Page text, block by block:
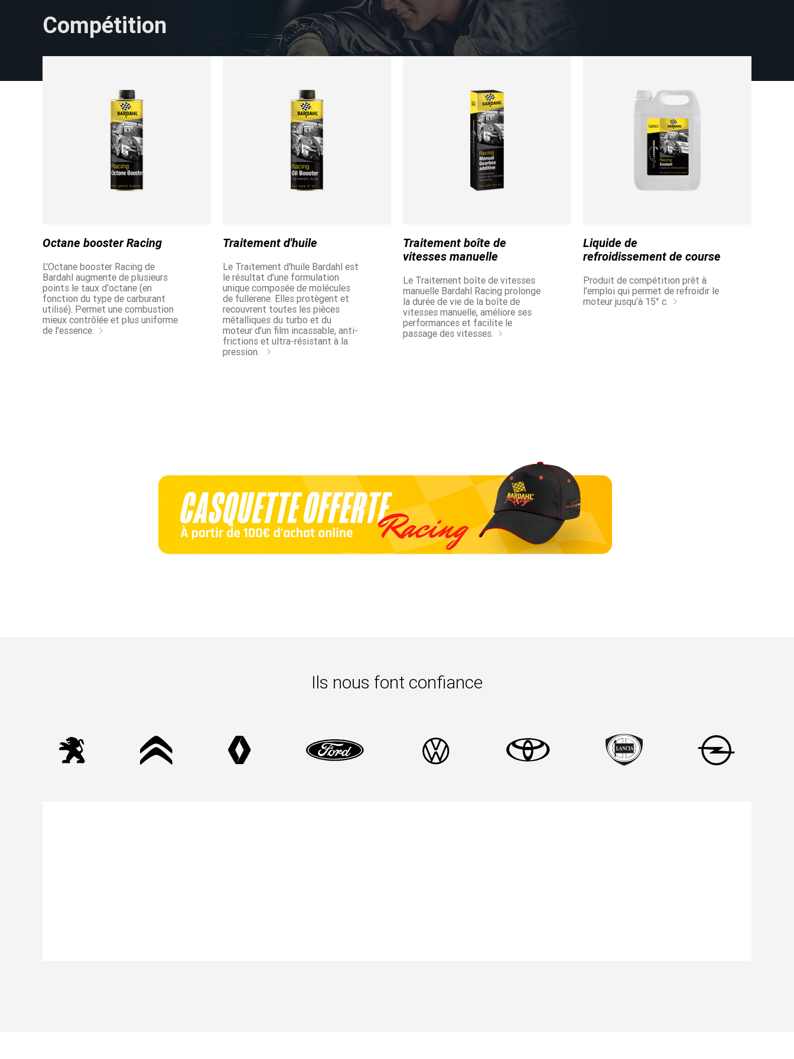
NOS GOODIES
Profitez de nos éditions limitées Trouvez le bon lubrifiant pour votre véhicule sur www.bardahloils.com
En savoir plus
04 MAI 2021
Sébastien Loeb Racing et Bardahl en
VOIR TOUTES LES ACTUALITÉS
Compétition
Octane booster Racing
L'Octane booster Racing de
Bardahl augmente de plusieurs
points le taux d'octane (en
fonction du type de carburant
utilisé). Permet une combustion
mieux contrôlée et plus uniforme
de l'essence.
Traitement d'huile
Le Traitement d'huile Bardahl est
le résultat d’une formulation
unique composée de molécules
de fullerene. Elles protègent et
recouvrent toutes les pièces
métalliques du turbo et du
moteur d’un film incassable, anti-
frictions et ultra-résistant à la
pression.
Traitement boîte de
vitesses manuelle
Le Traitement boîte de vitesses
manuelle Bardahl Racing prolonge
la durée de vie de la boîte de
vitesses manuelle, améliore ses
performances et facilite le
passage des vitesses.
Liquide de
refroidissement de course
Produit de compétition prêt à
l'emploi qui permet de refroidir le
moteur jusqu’à 15° c.
Ils nous font confiance